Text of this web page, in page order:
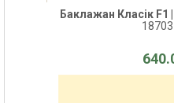
Баклажан Класік F1